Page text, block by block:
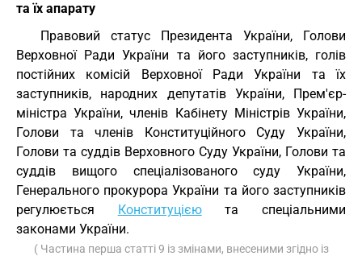
та їх апарату
Правовий статус Президента України, Голови
Верховної Ради України та його заступників, голів
постійних комісій Верховної Ради України та їх
заступників, народних депутатів України, Прем'єр-
міністра України, членів Кабінету Міністрів України,
Голови та членів Конституційного Суду України,
Голови та суддів Верховного Суду України, Голови та
суддів вищого спеціалізованого суду України,
Генерального прокурора України та його заступників
регулюється Конституцієюта спеціальними
законами України.
( Частина перша статті 9 із змінами, внесеними згідно із